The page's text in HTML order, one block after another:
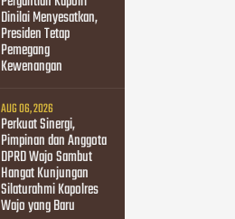
Dinilai Menyesatkan,
Presiden Tetap
Pemegang
Kewenangan
AUG 06, 2026
Perkuat Sinergi,
Pimpinan dan Anggota
DPRD Wajo Sambut
Hangat Kunjungan
Silaturahmi Kapolres
Wajo yang Baru